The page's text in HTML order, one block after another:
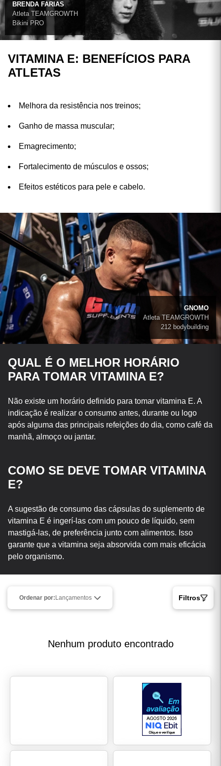
VITAMINA E: BENEFÍCIOS PARA
ATLETAS
Melhora da resistência nos treinos;
Ganho de massa muscular;
Emagrecimento;
Fortalecimento de músculos e ossos;
Efeitos estéticos para pele e cabelo.
BRENDA FARIAS
Atleta TEAMGROWTH
Bikini PRO
QUAL É O MELHOR HORÁRIO
PARA TOMAR VITAMINA E?
Não existe um horário definido para tomar vitamina E. A
indicação é realizar o consumo antes, durante ou logo
após alguma das principais refeições do dia, como café da
manhã, almoço ou jantar.
COMO SE DEVE TOMAR VITAMINA
E?
A sugestão de consumo das cápsulas do suplemento de
vitamina E é ingerí-las com um pouco de líquido, sem
mastigá-las, de preferência junto com alimentos. Isso
garante que a vitamina seja absorvida com mais eficácia
pelo organismo.
GNOMO
Atleta TEAMGROWTH
212 bodybuilding
Ordenar por: Lançamentos Filtros
Nenhum produto encontrado